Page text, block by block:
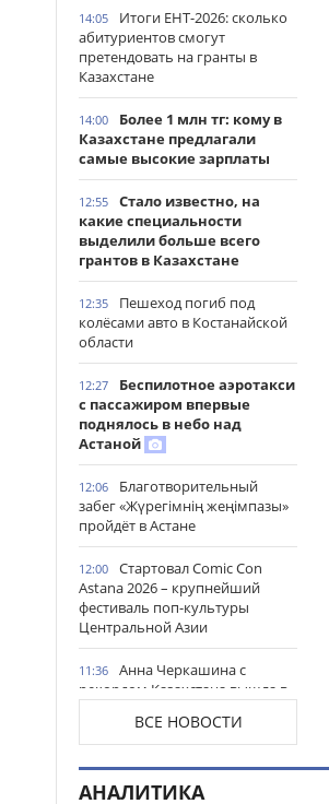
14:05
Итоги ЕНТ-2026: сколько
абитуриентов смогут
претендовать на гранты в
Казахстане
14:00
Более 1 млн тг: кому в
Казахстане предлагали
самые высокие зарплаты
12:55
Стало известно, на
какие специальности
выделили больше всего
грантов в Казахстане
12:35
Пешеход погиб под
колёсами авто в Костанайской
области
12:27
Беспилотное аэротакси
с пассажиром впервые
поднялось в небо над
Астаной
12:06
Благотворительный
забег «Жүрегімнің жеңімпазы»
пройдёт в Астане
12:00
Стартовал Comic Con
Astana 2026 – крупнейший
фестиваль поп-культуры
Центральной Азии
11:36
Анна Черкашина с
рекордом Казахстана вышла в
лёгкой атлетике
11:31
Казахстанские студенты
проходят оплачиваемую
ВСЕ НОВОСТИ
АНАЛИТИКА